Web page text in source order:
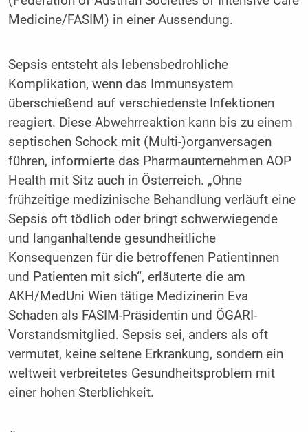
Medicine/FASIM) in einer Aussendung.
Sepsis entsteht als lebensbedrohliche
Komplikation, wenn das Immunsystem
überschießend auf verschiedenste Infektionen
reagiert. Diese Abwehrreaktion kann bis zu einem
septischen Schock mit (Multi-)organversagen
führen, informierte das Pharmaunternehmen AOP
Health mit Sitz auch in Österreich. „Ohne
frühzeitige medizinische Behandlung verläuft eine
Sepsis oft tödlich oder bringt schwerwiegende
und langanhaltende gesundheitliche
Konsequenzen für die betroffenen Patientinnen
und Patienten mit sich“, erläuterte die am
AKH/MedUni Wien tätige Medizinerin Eva
Schaden als FASIM-Präsidentin und ÖGARI-
Vorstandsmitglied. Sepsis sei, anders als oft
vermutet, keine seltene Erkrankung, sondern ein
weltweit verbreitetes Gesundheitsproblem mit
einer hohen Sterblichkeit.